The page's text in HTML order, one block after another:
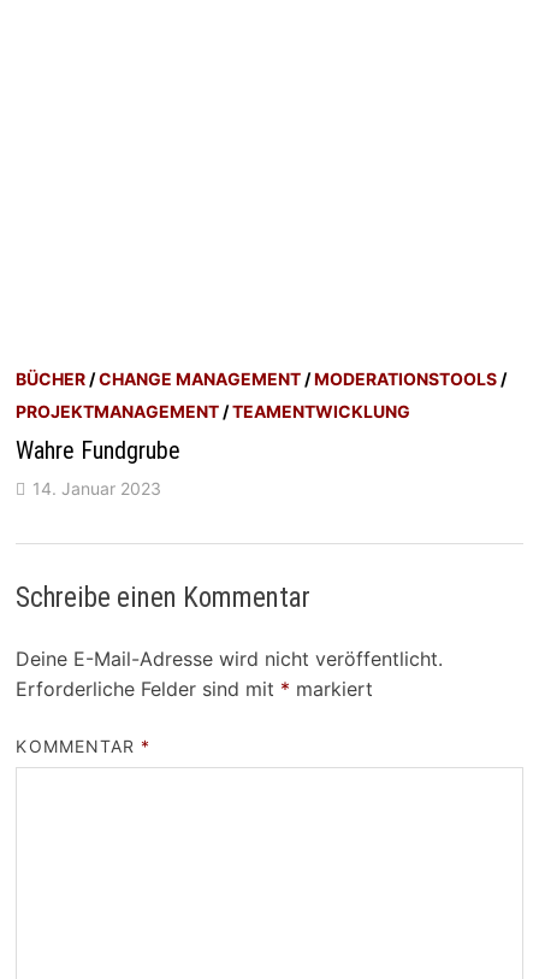
BÜCHER /CHANGE MANAGEMENT /MODERATIONSTOOLS /
PROJEKTMANAGEMENT /TEAMENTWICKLUNG
Wahre Fundgrube
14. Januar 2023
Schreibe einen Kommentar
Deine E-Mail-Adresse wird nicht veröffentlicht.
Erforderliche Felder sind mit * markiert
KOMMENTAR *